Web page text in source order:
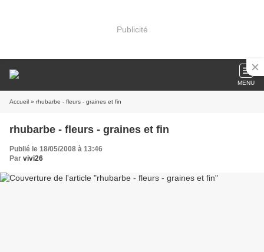
Publicité
MENU
Accueil » rhubarbe - fleurs - graines et fin
rhubarbe - fleurs - graines et fin
Publié le 18/05/2008 à 13:46
Par vivi26